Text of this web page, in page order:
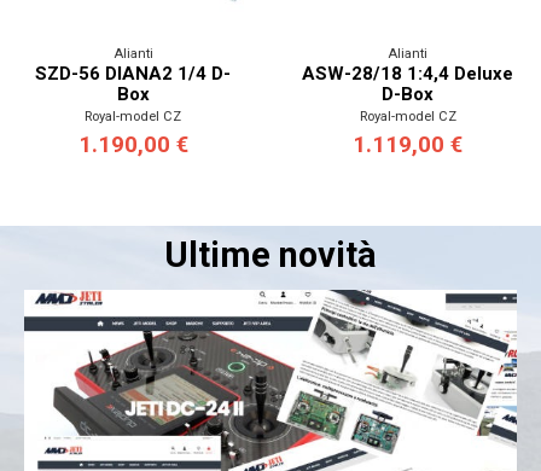
Alianti
SZD-56 DIANA2 1/4 D-
Box
Royal-model CZ
1.190,00 €
Alianti
ASW-28/18 1:4,4 Deluxe
D-Box
Royal-model CZ
1.119,00 €
Ultime novità